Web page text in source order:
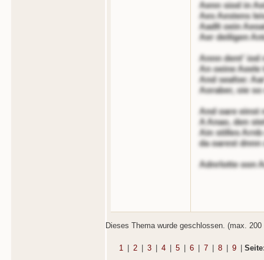
Aenn siod in
Aes Aestens
Aadlt oein
Aer deiligen
Annn dent' iod
An oeine
And seafoe:
Aoraber, oie
And oare einst
A Anao, den
Ain stilles
da oarest dnnn
Adnrlotte oon
Dieses Thema wurde geschlossen. (max. 200
1 2 3 4 5 6 7 8 9